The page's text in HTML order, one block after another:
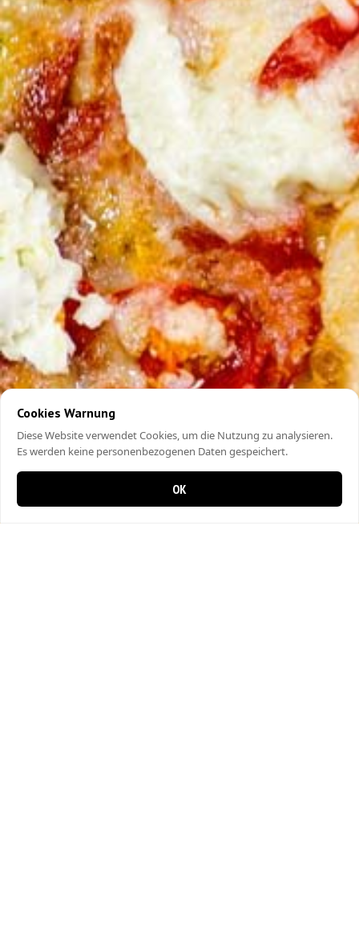
Cookies Warnung
Diese Website verwendet Cookies, um die Nutzung zu analysieren.
Es werden keine personenbezogenen Daten gespeichert.
OK